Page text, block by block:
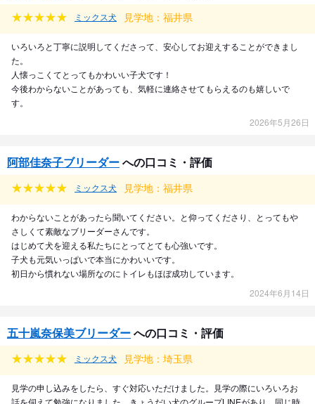
ミックス犬 見学地：福井県
いろいろと丁寧に説明してくださって、安心してお迎えすることができまし
た。
人懐っこくてとってもかわいい子犬です！
今後わからないことがあっても、気軽に連絡させてもらえるのも嬉しいで
す。
2026年5月26日
阿部佳奈子ブリーダーへの口コミ・評価
ミックス犬 見学地：福井県
わからないことがあったら聞いてください。と仰ってくださり、とってもや
さしくて素敵なブリーダーさんです。
はじめて犬を迎える私たちにとってとても心強いです。
子犬も元気いっぱいで本当にかわいいです。
初日から慣れない場所なのにトイレもほぼ成功しています。
2024年6月14日
五十嵐奈保美ブリーダーへの口コミ・評価
ミックス犬 見学地：埼玉県
見学の申し込みをしたら、すぐ対応いただけました。見学の際にいろいろお
話を伺えて勉強になりました。きょうだい犬のグループLINEがあり、同じ時